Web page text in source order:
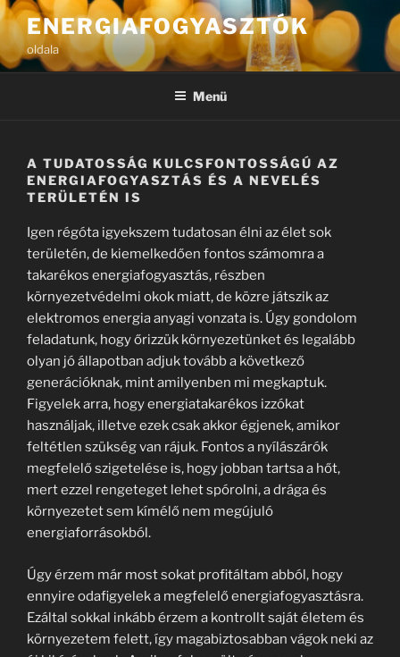
Tartalomhoz
ENERGIAFOGYASZTÓK
oldala
Menü
A TUDATOSSÁG KULCSFONTOSSÁGÚ AZ
ENERGIAFOGYASZTÁS ÉS A NEVELÉS
TERÜLETÉN IS
Igen régóta igyekszem tudatosan élni az élet sok
területén, de kiemelkedően fontos számomra a
takarékos energiafogyasztás, részben
környezetvédelmi okok miatt, de közre játszik az
elektromos energia anyagi vonzata is. Úgy gondolom
feladatunk, hogy őrizzük környezetünket és legalább
olyan jó állapotban adjuk tovább a következő
generációknak, mint amilyenben mi megkaptuk.
Figyelek arra, hogy energiatakarékos izzókat
használjak, illetve ezek csak akkor égjenek, amikor
feltétlen szükség van rájuk. Fontos a nyílászárók
megfelelő szigetelése is, hogy jobban tartsa a hőt,
mert ezzel rengeteget lehet spórolni, a drága és
környezetet sem kímélő nem megújuló
energiaforrásokból.
Úgy érzem már most sokat profitáltam abból, hogy
ennyire odafigyelek a megfelelő energiafogyasztásra.
Ezáltal sokkal inkább érzem a kontrollt saját életem és
környezetem felett, így magabiztosabban vágok neki az